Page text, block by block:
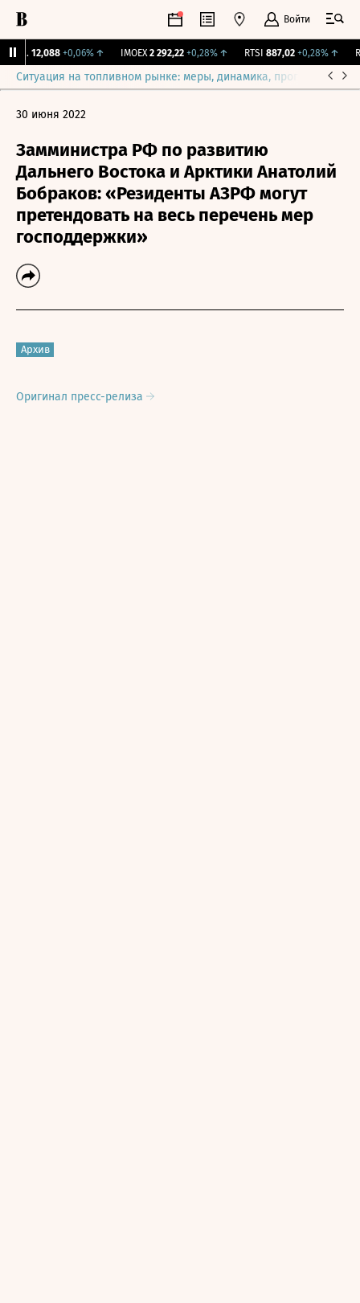
Войти
12,088 +0,06%↑ IMOEX 2 292,22 +0,28%↑ RTSI 887,02 +0,28%↑
Ситуация на топливном рынке: меры, динамика, прогнозы
30 июня 2022
Замминистра РФ по развитию
Дальнего Востока и Арктики Анатолий
Бобраков: «Резиденты АЗРФ могут
претендовать на весь перечень мер
господдержки»
Архив
Оригинал пресс-релиза